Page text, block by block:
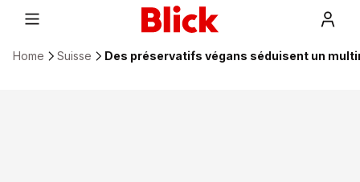
Home Suisse Des préservatifs végans séduisent un